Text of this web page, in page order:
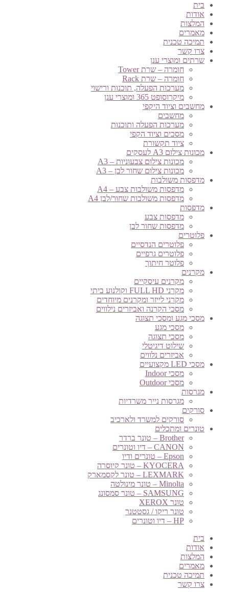
בית
אודות
המלצות
מאמרים
תמיכה טכנית
צרו קשר
שרתים ומוצרי ענן
חומרה – שרת Tower
חומרה – שרת Rack
מערכות הפעלה, תוכנות ורישוי
מיקרוסופט 365 ומוצרי ענן
מחשבים וציוד היקפי
מחשבים
מערכות הפעלה ותוכנות
מסכים וציוד הקפי
ציוד תקשורת
מכונות צילום A3 לעסקים
מכונות צילום צבעוניות – A3
מכונות צילום שחור לבן – A3
מדפסות משולבות
מדפסות משולבות צבע – A4
מדפסות משולבות שחור/לבן A4
מדפסות
מדפסות צבע
מדפסות שחור לבן
פלוטרים
פלוטרים הנדסיים
פלוטרים גרפיים
פלוטר חיתוך
מקרנים
מקרנים עיסקיים
מקרני FULL HD וקולנוע ביתי
מקרני לייזר ומקרנים מיוחדים
מסכי הקרנה ואביזרים נילווים
מסכי מגע ומסכי תצוגה
מסכי מגע
מסכי תצוגה
שילוט דיגיטלי
אביזרים נלווים
מסכי LED מקצועיים
מסכי Indoor
מסכי Outdoor
מגרסות
מגרסות נייר משרדיות
סורקים
סורקים למשרד ולארכיב
טונרים ומתכלים
Brother – טונר ברדר
CANON – דיו וטונרים
Epson – טונרים ודיו
KYOCERA – טונר קיוסרה
LEXMARK – טונר לקסמארק
Minolta – טונר מינולטה
SAMSUNG – טונר סמסונג
טונר XEROX
טונר ריקו / גסטטנר
HP – דיו וטונרים
בית
אודות
המלצות
מאמרים
תמיכה טכנית
צרו קשר